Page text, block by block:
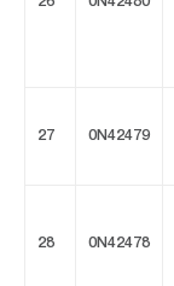
27 0N42479
28 0N42478